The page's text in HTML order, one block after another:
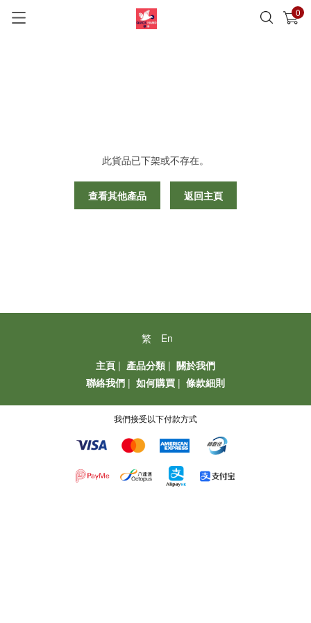
0
已加入購物車 查看
此貨品已下架或不存在。
查看其他產品 返回主頁
繁
En
主頁 | 產品分類 | 關於我們
聯絡我們 | 如何購買 | 條款細則
我們接受以下付款方式